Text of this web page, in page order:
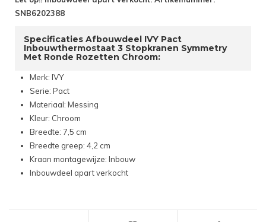
SNB6202388
Specificaties Afbouwdeel IVY Pact
Inbouwthermostaat 3 Stopkranen Symmetry
Met Ronde Rozetten Chroom:
Merk: IVY
Serie: Pact
Materiaal: Messing
Kleur: Chroom
Breedte: 7,5 cm
Breedte greep: 4,2 cm
Kraan montagewijze: Inbouw
Inbouwdeel apart verkocht